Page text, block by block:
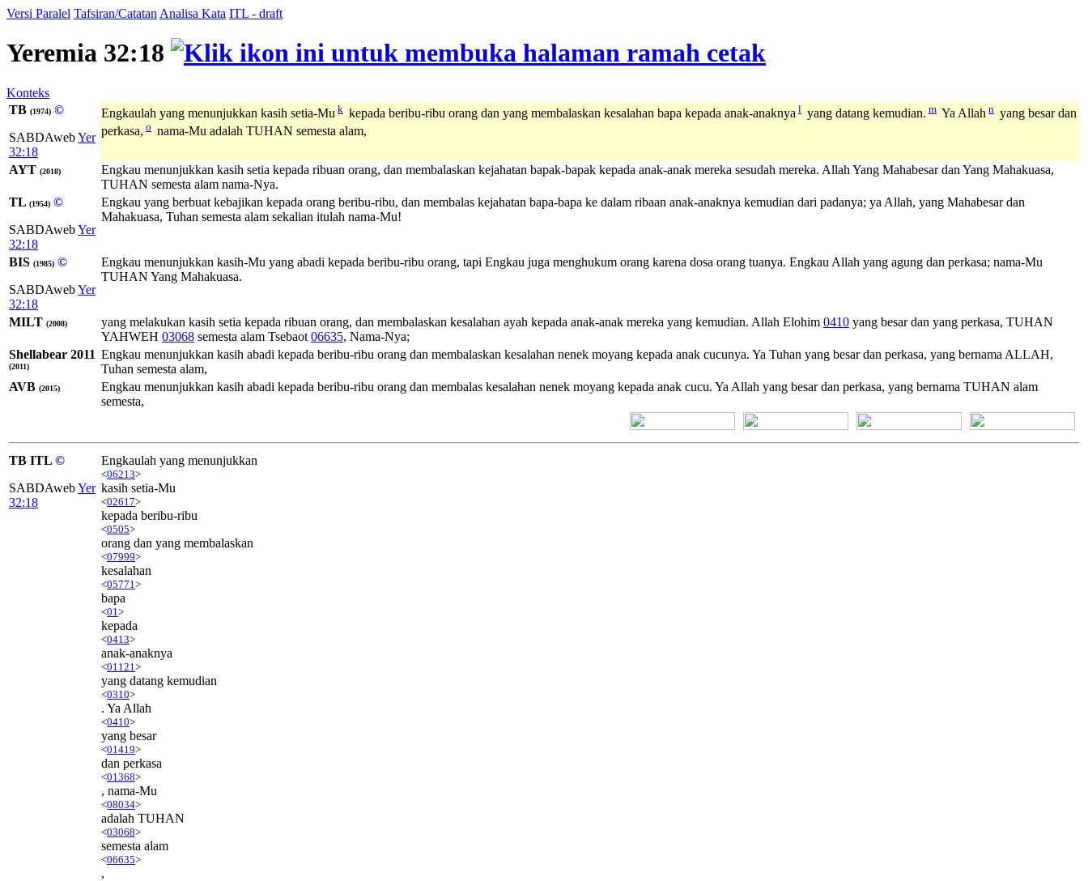
Versi Paralel Tafsiran/Catatan Analisa Kata ITL - draft
Yeremia 32:18
Konteks
TB (1974) ©
SABDAwebYer
32:18
Engkaulah yang menunjukkan kasih setia-Mu k kepada beribu-ribu orang dan yang membalaskan kesalahan bapa kepada anak-anaknya l yang datang kemudian. m Ya Allah n yang besar dan
perkasa, o nama-Mu adalah TUHAN semesta alam,
AYT (2018)
Engkau menunjukkan kasih setia kepada ribuan orang, dan membalaskan kejahatan bapak-bapak kepada anak-anak mereka sesudah mereka. Allah Yang Mahabesar dan Yang Mahakuasa,
TUHAN semesta alam nama-Nya.
TL (1954) ©
SABDAwebYer
32:18
Engkau yang berbuat kebajikan kepada orang beribu-ribu, dan membalas kejahatan bapa-bapa ke dalam ribaan anak-anaknya kemudian dari padanya; ya Allah, yang Mahabesar dan
Mahakuasa, Tuhan semesta alam sekalian itulah nama-Mu!
BIS (1985) ©
SABDAwebYer
32:18
Engkau menunjukkan kasih-Mu yang abadi kepada beribu-ribu orang, tapi Engkau juga menghukum orang karena dosa orang tuanya. Engkau Allah yang agung dan perkasa; nama-Mu
TUHAN Yang Mahakuasa.
MILT (2008) yang melakukan kasih setia kepada ribuan orang, dan membalaskan kesalahan ayah kepada anak-anak mereka yang kemudian. Allah Elohim 0410 yang besar dan yang perkasa, TUHAN
YAHWEH 03068 semesta alam Tsebaot 06635, Nama-Nya;
Shellabear 2011
(2011)
Engkau menunjukkan kasih abadi kepada beribu-ribu orang dan membalaskan kesalahan nenek moyang kepada anak cucunya. Ya Tuhan yang besar dan perkasa, yang bernama ALLAH,
Tuhan semesta alam,
AVB (2015)
Engkau menunjukkan kasih abadi kepada beribu-ribu orang dan membalas kesalahan nenek moyang kepada anak cucu. Ya Allah yang besar dan perkasa, yang bernama TUHAN alam
semesta,
TB ITL ©
SABDAwebYer
32:18
Engkaulah yang menunjukkan
<06213>
kasih setia-Mu
<02617>
kepada beribu-ribu
<0505>
orang dan yang membalaskan
<07999>
kesalahan
<05771 >
bapa
<01 >
kepada
<0413>
anak-anaknya
<01121 >
yang datang kemudian
<0310>
. Ya Allah
<0410>
yang besar
<01419>
dan perkasa
<01368>
, nama-Mu
<08034>
adalah TUHAN
<03068>
semesta alam
<06635>
,